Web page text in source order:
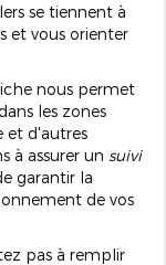
se tiennent à
et vous orienter
nous permet
les zones
et d'autres
à assurer un suivi
garantir la
de vos
pas à remplir